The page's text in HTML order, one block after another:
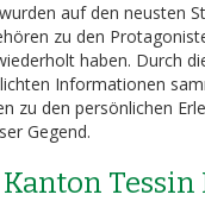
auf den neusten
zu den
haben. Durch
Informationen
zu den persönlichen
Gegend.
Tessin